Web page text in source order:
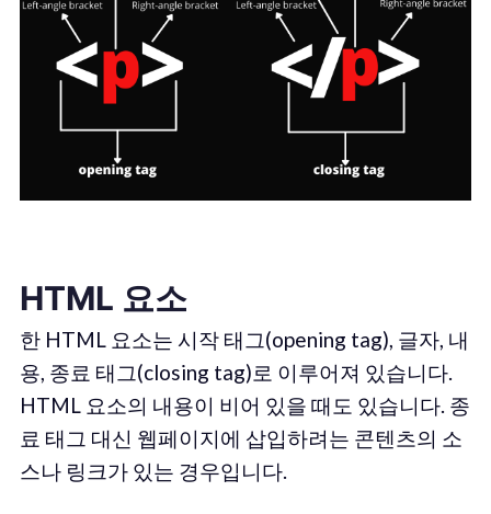
HTML 요소
한 HTML 요소는 시작 태그(opening tag), 글자, 내
용, 종료 태그(closing tag)로 이루어져 있습니다.
HTML 요소의 내용이 비어 있을 때도 있습니다. 종
료 태그 대신 웹페이지에 삽입하려는 콘텐츠의 소
스나 링크가 있는 경우입니다.